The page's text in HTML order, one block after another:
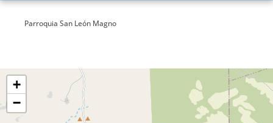
Parroquia San León Magno
+
−